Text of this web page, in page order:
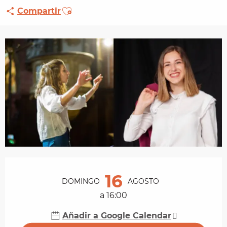
CompartirAjouter aux favoris
DOMINGO 16 AGOSTO
a 16:00
Añadir a Google Calendar